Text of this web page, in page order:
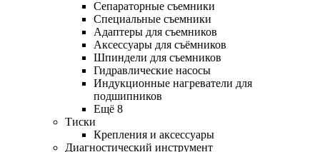
Сепараторные съемники
Специальные съемники
Адаптеры для съемников
Аксессуары для съёмников
Шпиндели для съемников
Гидравлические насосы
Индукционные нагреватели для
подшипников
Ещё 8
Тиски
Крепления и аксессуары
Диагностический инструмент